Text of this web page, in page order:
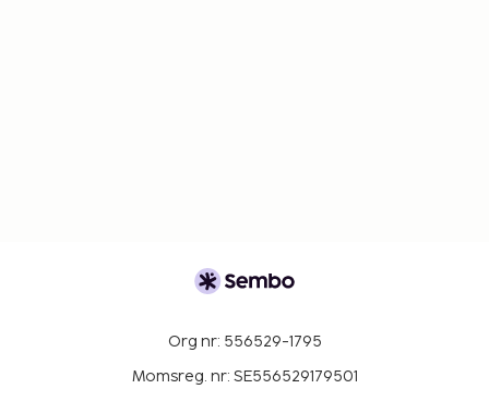
Org nr: 556529-1795
Momsreg. nr: SE556529179501